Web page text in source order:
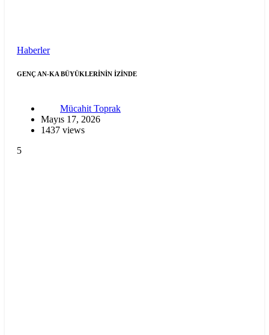
Haberler
GENÇ AN-KA BÜYÜKLERİNİN İZİNDE
Mücahit Toprak
Mayıs 17, 2026
1437 views
5